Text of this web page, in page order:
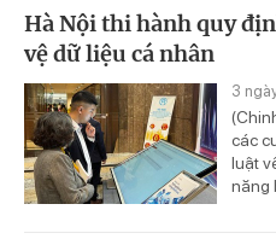
Hà Nội thi hành quy
vệ dữ liệu cá nhân
3
các
luật
năng